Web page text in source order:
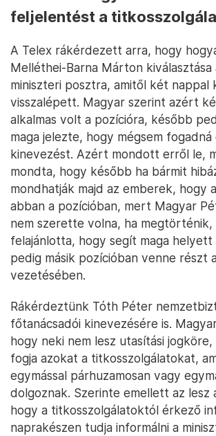
feljelentést a
A Telex rákérdezett arra, hogy
Melléthei-Barna Márton kiválasztása
miniszteri posztra, amitől két nappal
visszalépett. Magyar szerint azért
alkalmas volt a pozícióra, később
maga jelezte, hogy mégsem fogadná
kinevezést. Azért mondott erről le,
mondta, hogy később ha bármit
mondhatják majd az emberek, hogy
abban a pozícióban, mert Magyar
nem szerette volna, ha
felajánlotta, hogy segít maga helyett
pedig másik pozícióban venne részt
vezetésében.
Rákérdeztünk Tóth Péter
főtanácsadói kinevezésére is.
hogy neki nem lesz utasítási
fogja azokat a titkosszolgálatokat,
egymással párhuzamosan vagy
dolgoznak. Szerinte emellett az lesz
hogy a titkosszolgálatoktól érkező
naprakészen tudja informálni a